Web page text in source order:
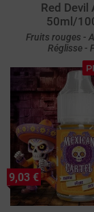
Red Devil
50ml/
Fruits rouges -
Réglisse -
9,03 €